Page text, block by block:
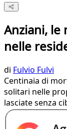
Anziani, le
nelle
di Fulvio Fulvi
Centinaia di
solitari nelle
lasciate senza